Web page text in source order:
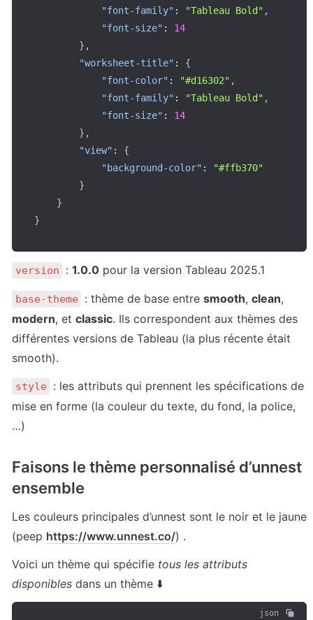
"font-family" : "Tableau Bold" ,
"font-size" :
14
} ,
"worksheet-title" :
{
"font-color" : "#d16302" ,
"font-family" : "Tableau Bold" ,
"font-size" :
14
} ,
"view" :
{
"background-color" :
"#ffb370"
}
}
}
version : 1.0.0 pour la version Tableau 2025.1
base-theme : thème de base entre smooth, clean
modern, et classic. Ils correspondent aux thèmes des
différentes versions de Tableau (la plus récente était
smooth).
style
: les attributs qui prennent les spécifications de
mise en forme (la couleur du texte, du fond, la police,
…)
Faisons le thème personnalisé d’unnest
ensemble
Les couleurs principales d’unnest sont le noir et le jaune
(peep https://www.unnest.co/) .
Voici un thème qui spécifie tous les attributs
disponibles dans un thème ⬇️
json